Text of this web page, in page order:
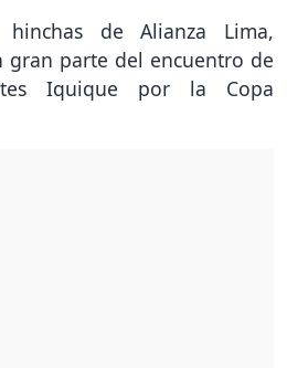
hinchas de Alianza Lima,
gran parte del encuentro de
Iquique por la Copa